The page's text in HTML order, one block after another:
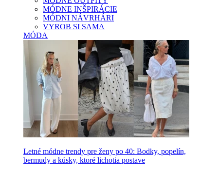
MÓDNE INŠPIRÁCIE
MÓDNI NÁVRHÁRI
VYROB SI SAMA
MÓDA
Letné módne trendy pre ženy po 40: Bodky, popelín,
bermudy a kúsky, ktoré lichotia postave